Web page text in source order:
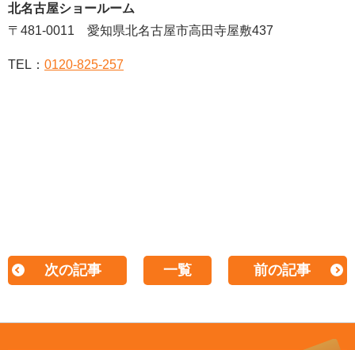
北名古屋ショールーム
〒481-0011 愛知県北名古屋市高田寺屋敷437
TEL： 0120-825-257
次の記事 一覧 前の記事